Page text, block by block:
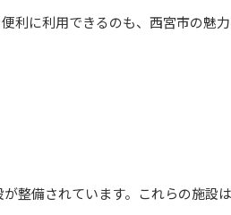
利に利用できるのも、西宮市の魅
整備されています。これらの施設